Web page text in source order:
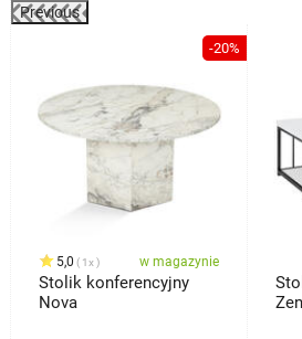
Previous
-20%
5,0 1x w magazynie
Stolik konferencyjny
Nova